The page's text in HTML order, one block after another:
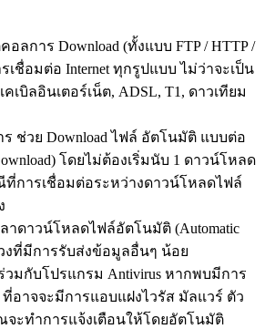
ลการ Download (ทั้งแบบ FTP / HTTP /
เชื่อมต่อ Internet ทุกรูปแบบ ไม่ว่าจะเป็น
คเบิลอินเตอร์เน็ต, ADSL, T1, ดาวเทียม
ช่วย Download ไฟล์ อัตโนมัติ แบบต่อ
โดยไม่ต้องเริ่มนับ 1 ดาวน์โหลด
การเชื่อมต่อระหว่างดาวน์โหลดไฟล์
าดาวน์โหลดไฟล์อัตโนมัติ (Automatic
งที่มีการรับส่งข้อมูลอื่นๆ น้อย
วมกับโปรแกรม Antivirus หากพบมีการ
อาจจะมีการแอบแฝงไวรัส มัลแวร์ ตัว
จะทำการแจ้งเตือนให้โดยอัตโนมัติ